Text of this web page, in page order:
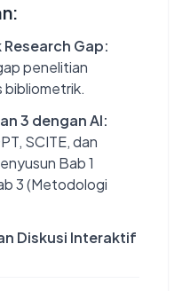
Gap:
penelitian
bibliometrik.
3 dengan AI:
SCITE, dan
Bab 1
3 (Metodologi
Diskusi Interaktif